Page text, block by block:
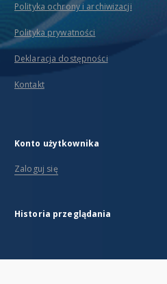
Polityka ochrony i archiwizacji
Polityka prywatności
Deklaracja dostępności
Kontakt
Konto użytkownika
Zaloguj się
Historia przeglądania